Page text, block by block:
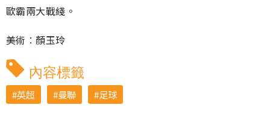
歐霸兩大戰綫。
美術︰顏玉玲
內容標籤
英超 曼聯 足球